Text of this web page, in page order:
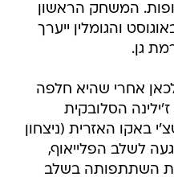
המשחק הראשון
בבלארוס ב-21/22 באוגוסט והגומלין ייערך
גן.
אחרי שהיא חלפה
הסלובקית
0:2) ונפטצ'י באקו האזרית (ניצחון
ההגעה לשלב הפלייאוף,
השתתפותה בשלב